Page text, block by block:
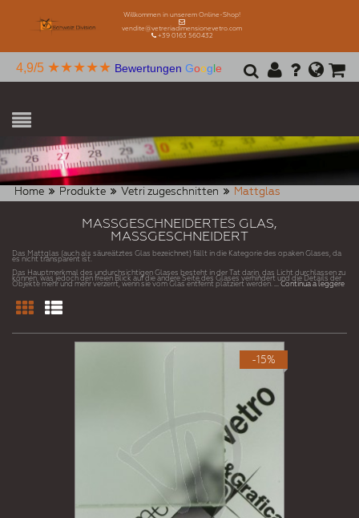
Willkommen in unserem Online-Shop!
vendite@vetreriadimensionevetro.com
+39 0163 560432
4,9/5 ★★★★★ Bewertungen Google
Home Produkte Vetri zugeschnitten Mattglas
MASSGESCHNEIDERTES GLAS,
MASSGESCHNEIDERT
Das Mattglas (auch als säureätztes Glas bezeichnet) fällt in die Kategorie des opaken Glases, da
es nicht transparent ist.
Das Hauptmerkmal des undurchsichtigen Glases besteht in der Tat darin, das Licht durchlassen zu
können, was jedoch den freien Blick auf die andere Seite des Glases verhindert und die Details der
Objekte mehr und mehr verzerrt, wenn sie vom Glas entfernt platziert werden. ... Continua a leggere
-15%